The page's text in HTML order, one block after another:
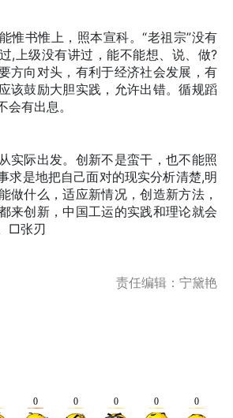
书惟上，照本宣科。“老祖宗”没有
,上级没有讲过，能不能想、说、做?
方向对头，有利于经济社会发展，有
该鼓励大胆实践，允许出错。循规蹈
有出息。
际出发。创新不是蛮干，也不能照
求是地把自己面对的现实分析清楚,明
做什么，适应新情况，创造新方法，
来创新，中国工运的实践和理论就会
□张刃
责任编辑：宁黛艳